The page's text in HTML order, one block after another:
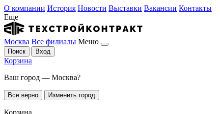
О компании История Новости Выставки Вакансии Контакты
Еще
Москва Все филиалы Меню
Поиск Вход
Корзина
Ваш город — Москва?
Все верно Изменить город
Корзина